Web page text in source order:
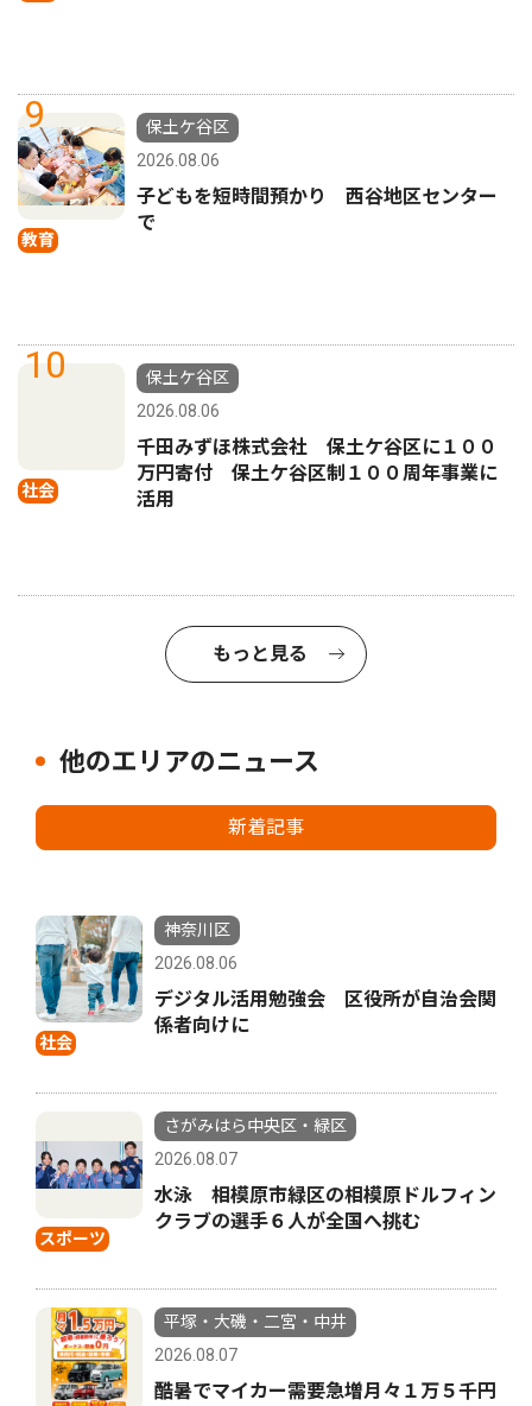
9
教育
保土ケ谷区
2026.08.06
子どもを短時間預かり 西谷地区センター
で
10
社会
保土ケ谷区
2026.08.06
千田みずほ株式会社 保土ケ谷区に１００
万円寄付 保土ケ谷区制１００周年事業に
活用
もっと見る
他のエリアのニュース
新着記事
社会
神奈川区
2026.08.06
デジタル活用勉強会 区役所が自治会関
係者向けに
スポーツ
さがみはら中央区・緑区
2026.08.07
水泳 相模原市緑区の相模原ドルフィン
クラブの選手６人が全国へ挑む
平塚・大磯・二宮・中井
2026.08.07
酷暑でマイカー需要急増月々１万５千円